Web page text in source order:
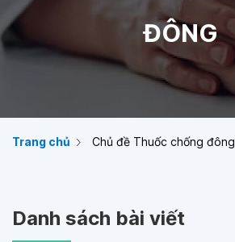
ĐÔNG
Trang chủ Chủ đề Thuốc chống đông
Danh sách bài viết